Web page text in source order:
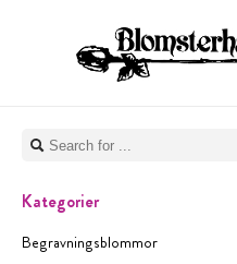
Kategorier
Begravningsblommor